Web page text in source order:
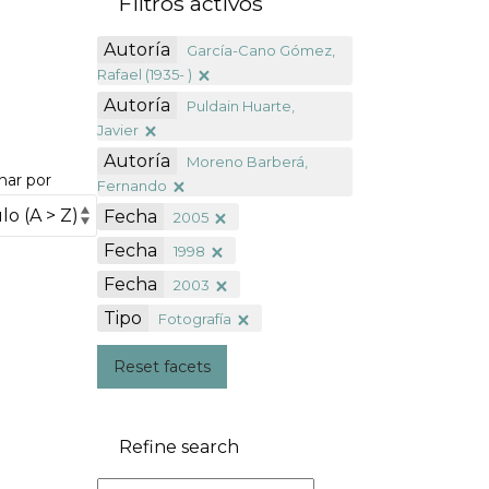
por
Autoría
García-Cano Gómez,
Rafael (1935- )
Autoría
Puldain Huarte,
Javier
Autoría
Moreno Barberá,
Fernando
Fecha 2005
Fecha 1998
Fecha 2003
Tipo Fotografía
Reset facets
Refine search